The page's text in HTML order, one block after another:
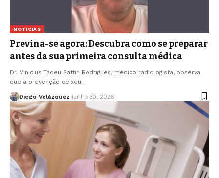
NOTÍCIAS
Previna-se agora: Descubra como se preparar
antes da sua primeira consulta médica
Dr. Vinicius Tadeu Sattin Rodrigues, médico radiologista, observa
que a prevenção deixou…
Diego Velázquez junho 30, 2026